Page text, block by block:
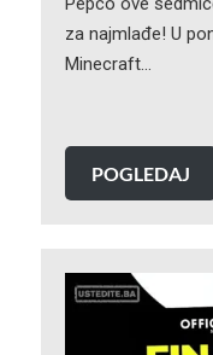
za najmlađe! U
Minecraft…
POGLEDAJ